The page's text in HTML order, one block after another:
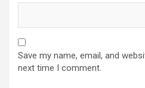
Save my name, email, and
next time I comment.